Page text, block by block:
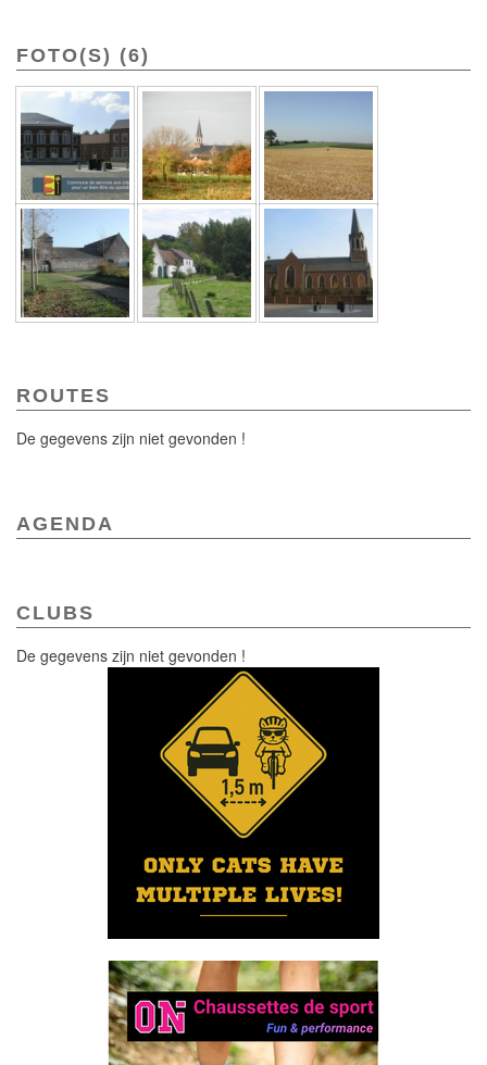
FOTO(S) (6)
ROUTES
De gegevens zijn niet gevonden !
AGENDA
CLUBS
De gegevens zijn niet gevonden !